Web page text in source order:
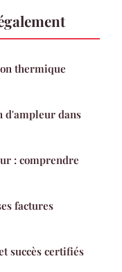
thermique
d'ampleur dans
: comprendre
factures
succès certifiés